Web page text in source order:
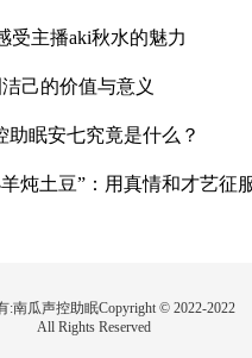
受主播aki秋水的魅力
己的价值与意义
助眠安七究竟是什么？
炖土豆”：用真情和才艺征
:南瓜声控助眠Copyright © 2022-2022
All Rights Reserved